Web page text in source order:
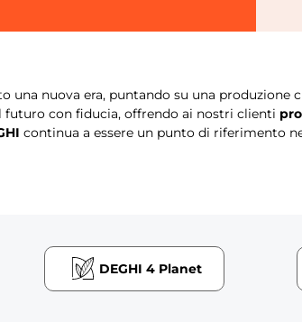
una nuova era, puntando su una produzione
con fiducia, offrendo ai nostri clienti
continua a essere un punto di riferimento
DEGHI 4 Planet